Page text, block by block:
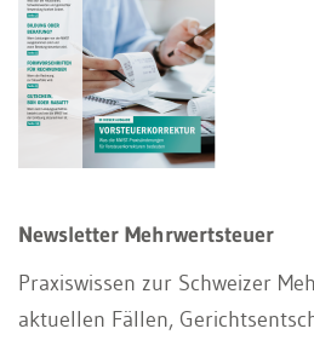
Newsletter Mehrwertsteuer
Praxiswissen zur Schweizer
aktuellen Fällen,